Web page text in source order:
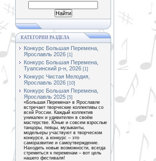
КАТЕГОРИИ РАЗДЕЛА
Конкурс Большая Перемена,
Ярославль 2026 [1]
Конкурс Большая Перемена,
Туапсинский р-н, 2026 [1]
Конкурс Чистая Мелодия,
Ярославль 2026 [10]
Конкурс Большая Перемена,
Ярославль 2025 [5]
«Большая Перемена» в Ярославле
встречает творческие коллективы со
всей России. Каждый коллектив
уникален и удивителен в своём
мастерстве. Юные и совсем взрослые
танцоры, певцы, музыканты,
модельеры участвуют в творческом
конкурсе, а конкурс – это
саморазвитие и самоутверждение.
Находить новые возможности, всегда
стремиться к переменам – вот цель
нашего фестиваля!